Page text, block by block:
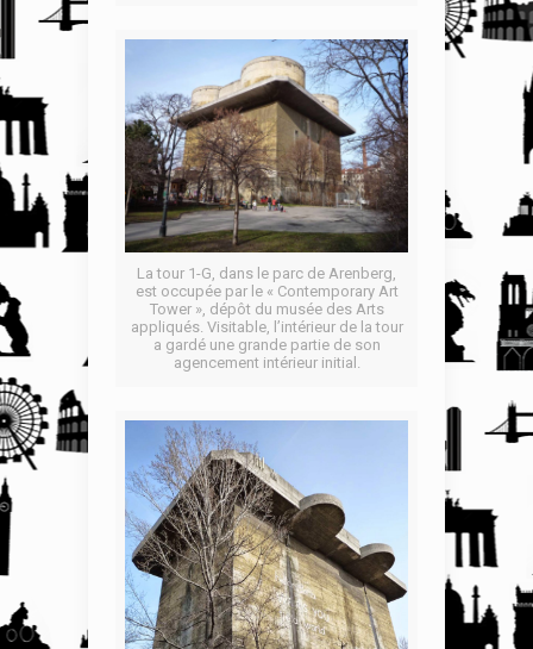
La tour 1-G, dans le parc de Arenberg,
est occupée par le « Contemporary Art
Tower », dépôt du musée des Arts
appliqués. Visitable, l’intérieur de la tour
a gardé une grande partie de son
agencement intérieur initial.